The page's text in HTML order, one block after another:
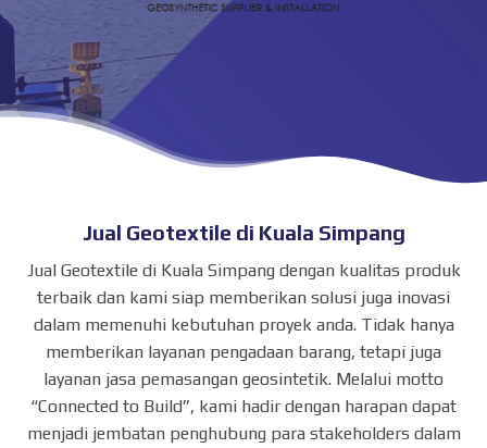
Jual Geotextile di Kuala Simpang
Jual Geotextile di Kuala Simpang dengan kualitas produk
terbaik dan kami siap memberikan solusi juga inovasi
dalam memenuhi kebutuhan proyek anda. Tidak hanya
memberikan layanan pengadaan barang, tetapi juga
layanan jasa pemasangan geosintetik. Melalui motto
“Connected to Build”, kami hadir dengan harapan dapat
menjadi jembatan penghubung para stakeholders dalam